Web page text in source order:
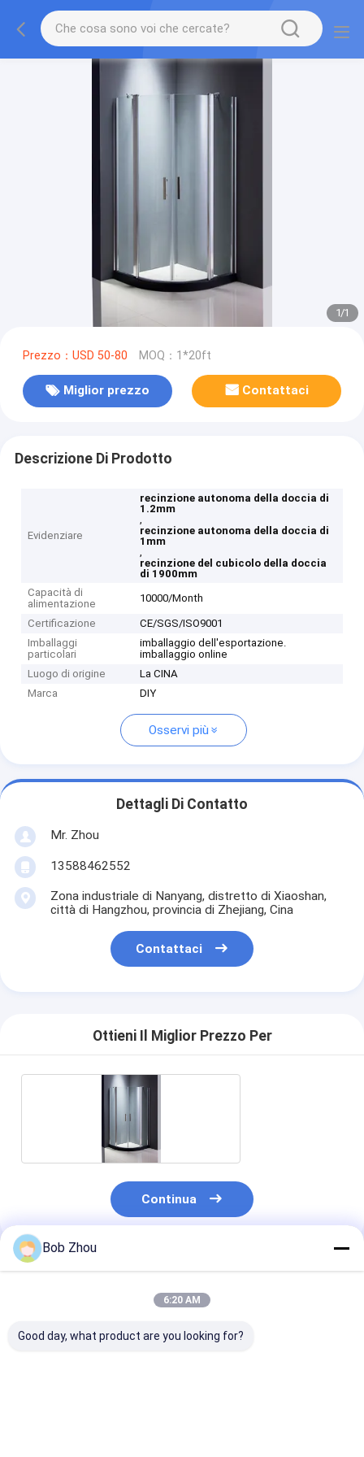
1/1
Prezzo：USD 50-80 MOQ：1*20ft
Miglior prezzo Contattaci
Descrizione Di Prodotto
Evidenziare
recinzione autonoma della doccia di
1.2mm
,
recinzione autonoma della doccia di
1mm
,
recinzione del cubicolo della doccia
di 1900mm
Capacità di
alimentazione
10000/Month
Certificazione
CE/SGS/ISO9001
Imballaggi
particolari
imballaggio dell'esportazione.
imballaggio online
Luogo di origine
La CINA
Marca
DIY
Osservi più
Dettagli Di Contatto
Mr. Zhou
13588462552
Zona industriale di Nanyang, distretto di Xiaoshan,
città di Hangzhou, provincia di Zhejiang, Cina
Contattaci
Ottieni Il Miglior Prezzo Per
Continua
Prodotti Raccomandati
Bob Zhou
6:20 AM
Good day, what product are you looking for?